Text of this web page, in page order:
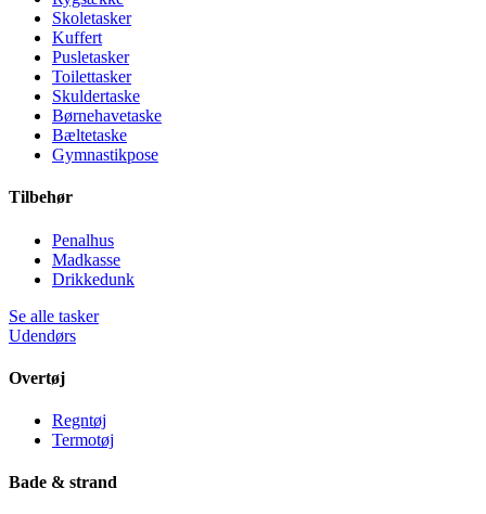
Skoletasker
Kuffert
Pusletasker
Toilettasker
Skuldertaske
Børnehavetaske
Bæltetaske
Gymnastikpose
Tilbehør
Penalhus
Madkasse
Drikkedunk
Se alle tasker
Udendørs
Overtøj
Regntøj
Termotøj
Bade & strand